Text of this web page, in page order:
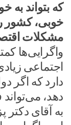
که بتواند به
خوبی، کشور
مشکلات
واگرایی‌ها
اجتماعی
دارد که اگر
دهد،
به آقای دکتر